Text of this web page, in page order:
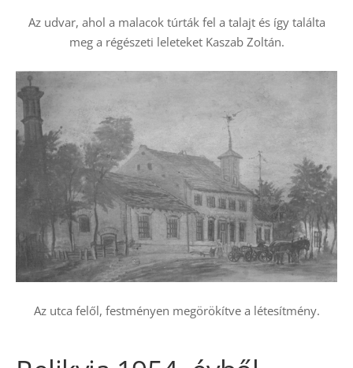
Az udvar, ahol a malacok túrták fel a talajt és így találta
meg a régészeti leleteket Kaszab Zoltán.
Az utca felől, festményen megörökítve a létesítmény.